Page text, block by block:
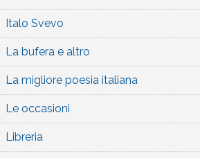
Italo Svevo
La bufera e altro
La migliore poesia italiana
Le occasioni
Libreria